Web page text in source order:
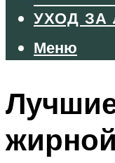
УХОД ЗА
Меню
Меню